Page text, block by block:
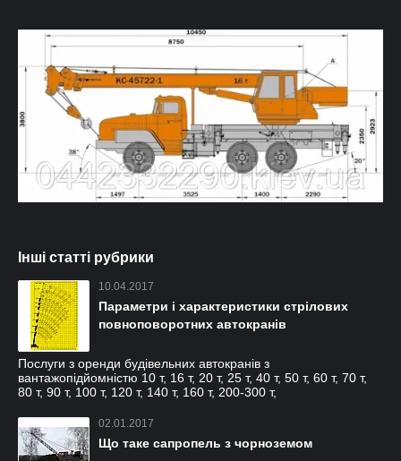
Інші статті рубрики
10.04.2017
Параметри і характеристики стрілових
повноповоротних автокранів
Послуги з оренди будівельних автокранів з
вантажопідйомністю 10 т, 16 т, 20 т, 25 т, 40 т, 50 т, 60 т, 70 т,
80 т, 90 т, 100 т, 120 т, 140 т, 160 т, 200-300 т,
02.01.2017
Що таке сапропель з чорноземом